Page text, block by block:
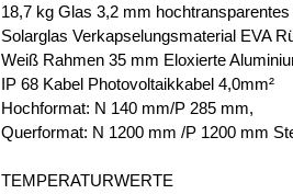
18,7 kg Glas 3,2 mm
Solarglas Verkapselungsmaterial EVA
Weiß Rahmen 35 mm Eloxierte
IP 68 Kabel Photovoltaikkabel 4,0mm²
Hochformat: N 140 mm/P 285 mm,
Querformat: N 1200 mm /P 1200 mm
TEMPERATURWERTE